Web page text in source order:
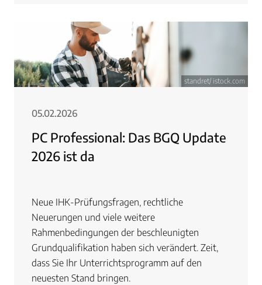
standret/ istock.com
05.02.2026
PC Professional: Das BGQ Update
2026 ist da
Neue IHK-Prüfungsfragen, rechtliche
Neuerungen und viele weitere
Rahmenbedingungen der beschleunigten
Grundqualifikation haben sich verändert. Zeit,
dass Sie Ihr Unterrichtsprogramm auf den
neuesten Stand bringen.